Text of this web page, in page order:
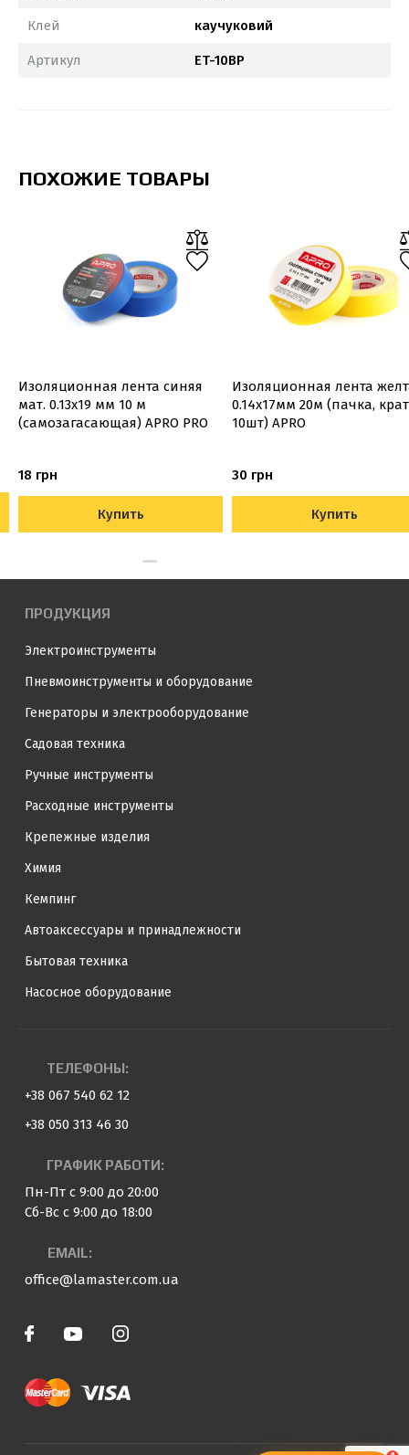
Клей каучуковий
Артикул ET-10BP
ПОХОЖИЕ ТОВАРЫ
Изоляционная лента синяя
мат. 0.13х19 мм 10 м
(самозагасающая) APRO PRO
18 грн
Купить
Изоляционная лента
0.14х17мм 20м (пачка,
10шт) APRO
30 грн
Купить
ПРОДУКЦИЯ
Электроинструменты
Пневмоинструменты и оборудование
Генераторы и электрооборудование
Садовая техника
Ручные инструменты
Расходные инструменты
Крепежные изделия
Химия
Кемпинг
Автоаксессуары и принадлежности
Бытовая техника
Насосное оборудование
ТЕЛЕФОНЫ:
+38 067 540 62 12
+38 050 313 46 30
ГРАФИК РАБОТИ:
Пн-Пт с 9:00 до 20:00
Сб-Вс с 9:00 до 18:00
EMAIL:
office@lamaster.com.ua